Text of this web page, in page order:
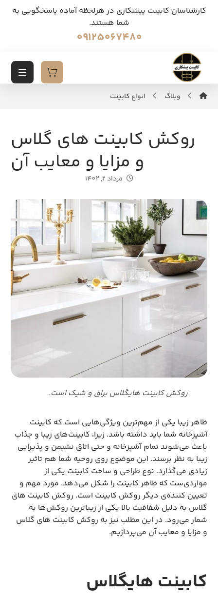
کارشناسان کابینت پیشکاری در هرلحظه آماده پاسخگویی به
شما هستند.
09125067480
وبلاگ انواع کابینت
روکش کابینت های گلاس
و مزایا و معایب آن
مرداد 2, 1402
روکش کابینت هایگلاس براق و شیک است.
ظاهر زیبا یکی از مهم‌ترین ویژگی‌هایی است که کابینت
آشپزخانه شما باید داشته باشد. زیرا، کابینت‌های زیبا و جذاب
باعث می‌شوند تمام آشپزخانه و حتی اتاق نشیمن و پذیرایی
زیبا به نظر برسند. این موضوع روی روحیه شما هم تاثیر
زیادی می‌گذارد. نوع طراحی و ساخت کابینت یکی از
مواردی‌ست که ظاهر کابینت را شکل می‌دهد. مورد مهم و
تعیین کننده‌ی دیگر روکش کابینت است. روکش کابینت های
گلاس به دلیل شفافیت بالا یکی از زیباترین روکش‌ها به
شمار می‌رود. در این مطلب نیز به روکش کابینت های گلاس
و مزایا و معایب آن می‌پردازیم.
کابینت هایگلاس